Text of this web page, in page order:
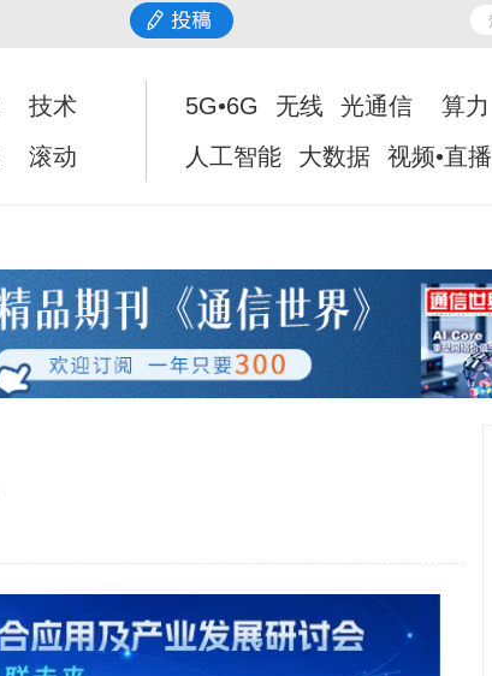
技术
滚动
5G•6G 无线 光通信
算力
人工智能
大数据 视频•直播